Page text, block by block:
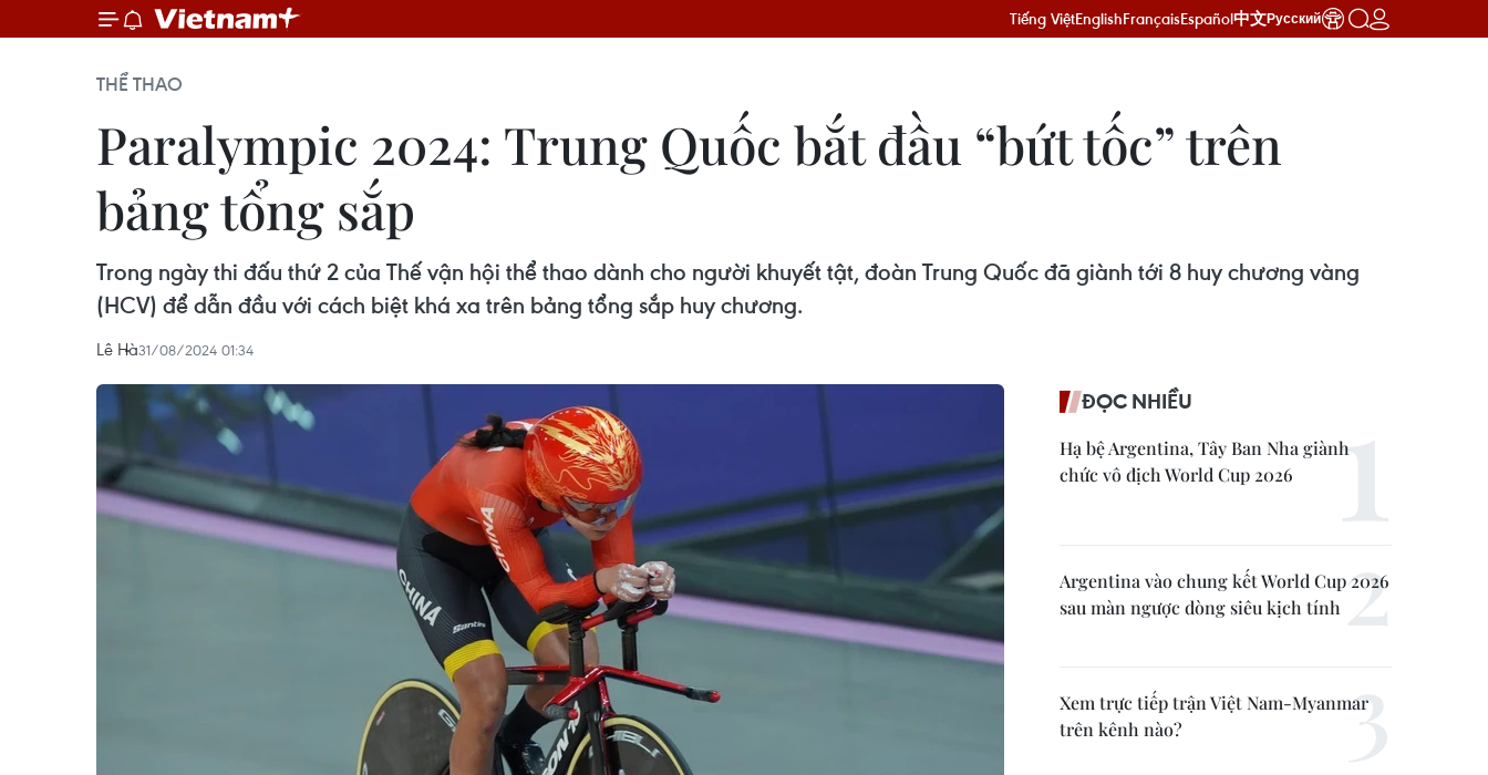
Tiếng ViệtEnglishFrançaisEspañol中文Русский
THỂ THAO
Paralympic 2024: Trung Quốc bắt đầu “bứt tốc” trên
bảng tổng sắp
Trong ngày thi đấu thứ 2 của Thế vận hội thể thao dành cho người khuyết tật, đoàn Trung Quốc đã giành tới 8 huy chương vàng
(HCV) để dẫn đầu với cách biệt khá xa trên bảng tổng sắp huy chương.
Lê Hà31/08/2024 01:34
ĐỌC NHIỀU
Hạ bệ Argentina, Tây Ban Nha giành
chức vô địch World Cup 2026
Argentina vào chung kết World Cup 2026
sau màn ngược dòng siêu kịch tính
Xem trực tiếp trận Việt Nam-Myanmar
trên kênh nào?